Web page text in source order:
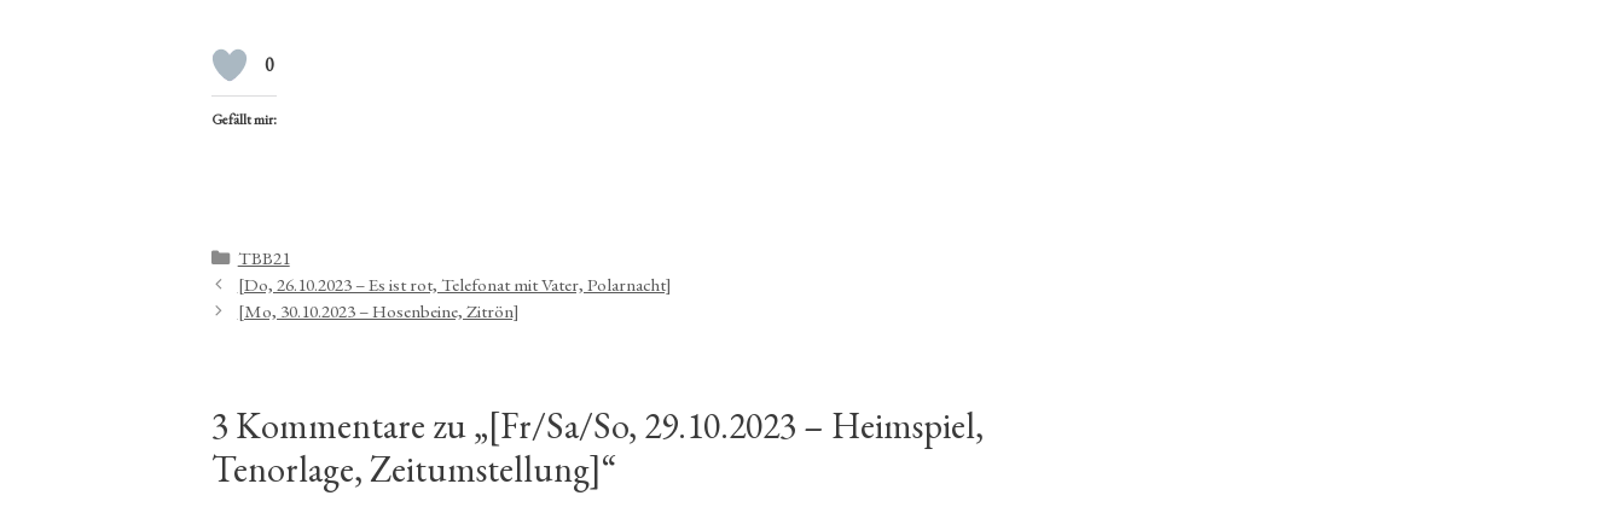
0
Gefällt mir:
Kategorien
TBB21
[Do, 26.10.2023 – Es ist rot, Telefonat mit Vater, Polarnacht]
[Mo, 30.10.2023 – Hosenbeine, Zitrön]
3 Kommentare zu „[Fr/Sa/So, 29.10.2023 – Heimspiel,
Tenorlage, Zeitumstellung]“